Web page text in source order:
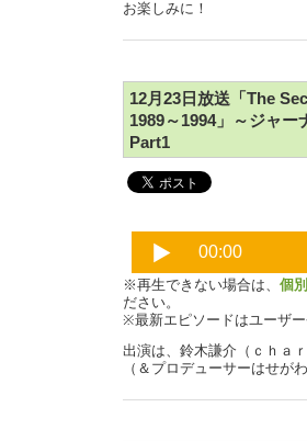
お楽しみに！
12月23日放送「The
1989～1994」～ジャ
Part1
※再生できない場合は、 個
ださい。
※最新エピソードはユーザ
出演は、鈴木謙介（ｃｈａ
（＆プロデューサーはせが